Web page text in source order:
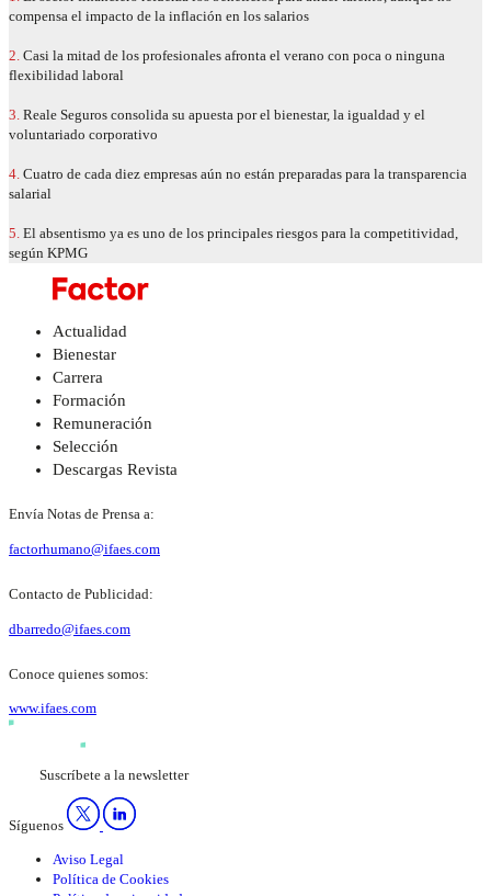
compensa el impacto de la inflación en los salarios
2. Casi la mitad de los profesionales afronta el verano con poca o ninguna
flexibilidad laboral
3. Reale Seguros consolida su apuesta por el bienestar, la igualdad y el
voluntariado corporativo
4. Cuatro de cada diez empresas aún no están preparadas para la transparencia
salarial
5. El absentismo ya es uno de los principales riesgos para la competitividad,
según KPMG
Actualidad
Bienestar
Carrera
Formación
Remuneración
Selección
Descargas Revista
Envía Notas de Prensa a:
factorhumano@ifaes.com
Contacto de Publicidad:
dbarredo@ifaes.com
Conoce quienes somos:
www.ifaes.com
Suscríbete a la newsletter
Síguenos
Aviso Legal
Política de Cookies